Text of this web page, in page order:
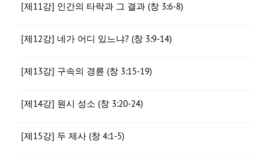
[제11강] 인간의 타락과 그 결과 (창 3:6-8)
[제12강] 네가 어디 있느냐? (창 3:9-14)
[제13강] 구속의 경륜 (창 3:15-19)
[제14강] 원시 성소 (창 3:20-24)
[제15강] 두 제사 (창 4:1-5)